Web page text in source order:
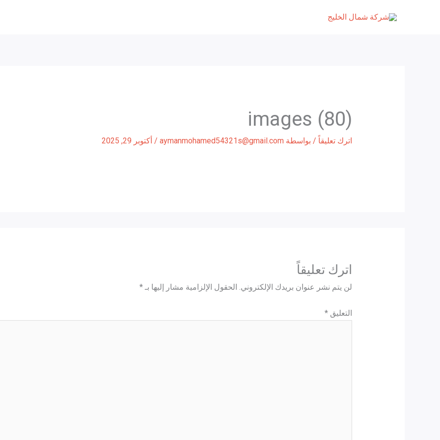
images (80)
اترك تعليقاً / بواسطة aymanmohamed54321s@gmail.com
/ أكتوبر 29, 2025
اترك تعليقاً
لن يتم نشر عنوان بريدك الإلكتروني. الحقول الإلزامية مشار إليها بـ *
التعليق *